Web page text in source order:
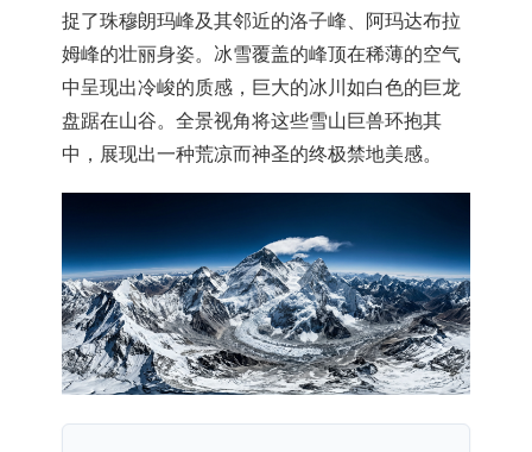
捉了珠穆朗玛峰及其邻近的洛子峰、阿玛达布拉
姆峰的壮丽身姿。冰雪覆盖的峰顶在稀薄的空气
中呈现出冷峻的质感，巨大的冰川如白色的巨龙
盘踞在山谷。全景视角将这些雪山巨兽环抱其
中，展现出一种荒凉而神圣的终极禁地美感。